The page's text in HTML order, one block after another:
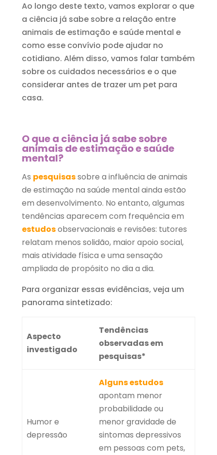
Ao longo deste texto, vamos explorar o que
a ciência já sabe sobre a relação entre
animais de estimação e saúde mental e
como esse convívio pode ajudar no
cotidiano. Além disso, vamos falar também
sobre os cuidados necessários e o que
considerar antes de trazer um pet para
casa.
O que a ciência já sabe sobre
animais de estimação e saúde
mental?
As pesquisassobre a influência de animais
de estimação na saúde mental ainda estão
em desenvolvimento. No entanto, algumas
tendências aparecem com frequência em
estudosobservacionais e revisões: tutores
relatam menos solidão, maior apoio social,
mais atividade física e uma sensação
ampliada de propósito no dia a dia.
Para organizar essas evidências, veja um
panorama sintetizado:
Aspecto
investigado
Tendências
observadas em
pesquisas*
Humor e
depressão
Alguns estudos
apontam menor
probabilidade ou
menor gravidade de
sintomas depressivos
em pessoas com pets,